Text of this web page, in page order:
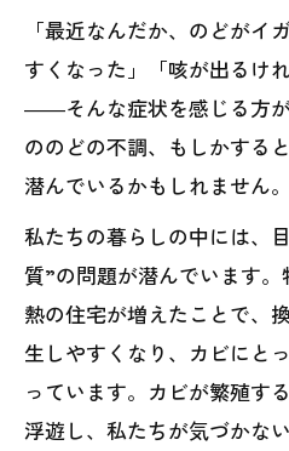
「最近なんだか、のどがイ
すくなった」「咳が出るけ
――そんな症状を感じる方
ののどの不調、もしかする
潜んでいるかもしれません。
私たちの暮らしの中には、
質”の問題が潜んでいます
熱の住宅が増えたことで、
生しやすくなり、カビにと
っています。カビが繁殖す
浮遊し、私たちが気づかな